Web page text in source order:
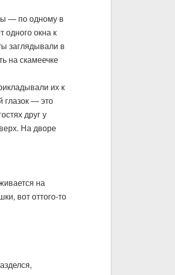
— по одному в
одного окна к
заглядывали в
на скамеечке
их к
глазок — это
друг у
На дворе
на
вот оттого-то